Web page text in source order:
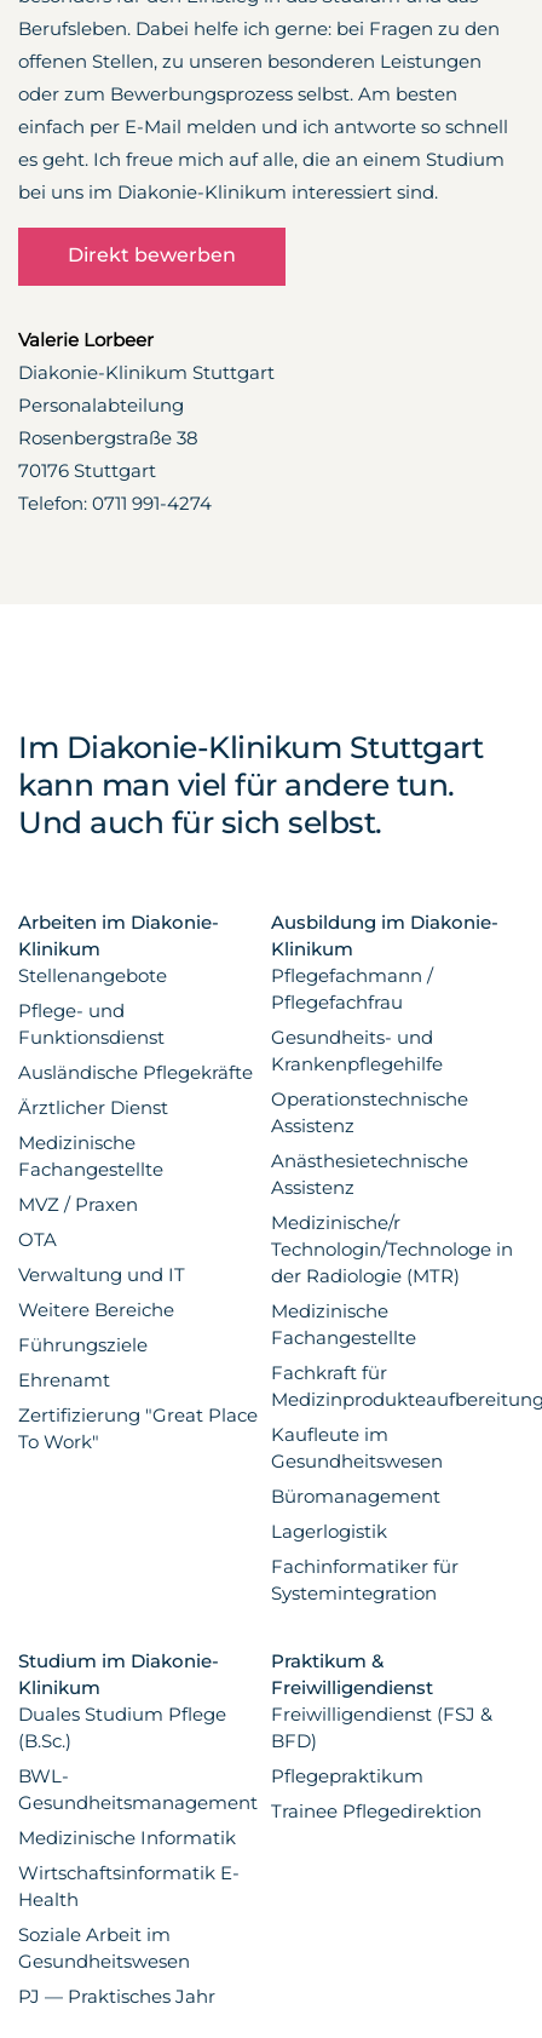
Berufsleben. Dabei helfe ich gerne: bei Fragen zu den
offenen Stellen, zu unseren besonderen Leistungen
oder zum Bewerbungsprozess selbst. Am besten
einfach per E-Mail melden und ich antworte so schnell
es geht. Ich freue mich auf alle, die an einem Studium
bei uns im Diakonie-Klinikum interessiert sind.
Direkt bewerben
Valerie Lorbeer
Diakonie-Klinikum Stuttgart
Personalabteilung
Rosenbergstraße 38
70176 Stuttgart
Telefon: 0711 991-4274
Im Diakonie-Klinikum Stuttgart
kann man viel für andere tun.
Und auch für sich selbst.
Arbeiten im Diakonie-
Klinikum
Stellenangebote
Pflege- und
Funktionsdienst
Ausländische Pflegekräfte
Ärztlicher Dienst
Medizinische
Fachangestellte
MVZ / Praxen
OTA
Verwaltung und IT
Weitere Bereiche
Führungsziele
Ehrenamt
Zertifizierung "Great Place
To Work"
Ausbildung im Diakonie-
Klinikum
Pflegefachmann /
Pflegefachfrau
Gesundheits- und
Krankenpflegehilfe
Operationstechnische
Assistenz
Anästhesietechnische
Assistenz
Medizinische/r
Technologin/Technologe in
der Radiologie (MTR)
Medizinische
Fachangestellte
Fachkraft für
Kaufleute im
Gesundheitswesen
Büromanagement
Lagerlogistik
Fachinformatiker für
Systemintegration
Studium im Diakonie-
Klinikum
Duales Studium Pflege
(B.Sc.)
BWL-
Gesundheitsmanagement
Medizinische Informatik
Wirtschaftsinformatik E-
Health
Soziale Arbeit im
Gesundheitswesen
PJ — Praktisches Jahr
Praktikum &
Freiwilligendienst
Freiwilligendienst (FSJ &
BFD)
Pflegepraktikum
Trainee Pflegedirektion